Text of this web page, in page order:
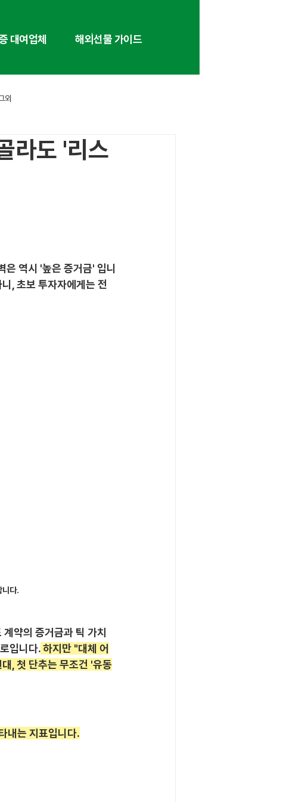
대여업체 해외선물 가이드
외
라도 '리스
은 역시 '높은 증거금' 입니
, 초보 투자자에게는 전
니다.
약의 증거금과 틱 가치
입니다. 하지만 "대체 어
, 첫 단추는 무조건 '유동
내는 지표입니다.